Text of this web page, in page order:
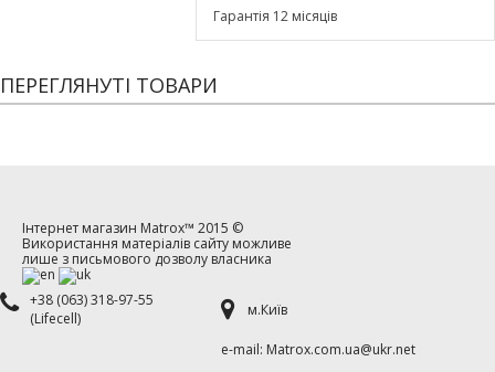
Гарантія 12 місяців
ПЕРЕГЛЯНУТІ ТОВАРИ
Інтернет магазин Matrox™ 2015 ©
Використання матеріалів сайту можливе
лише з письмового дозволу власника
+38 (063) 318-97-55
(Lifecell)
м.Київ
е-mаil: Matrox.com.ua@ukr.net